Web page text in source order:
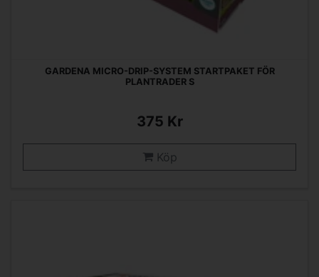
GARDENA MICRO-DRIP-SYSTEM STARTPAKET FÖR
PLANTRADER S
375 Kr
Köp